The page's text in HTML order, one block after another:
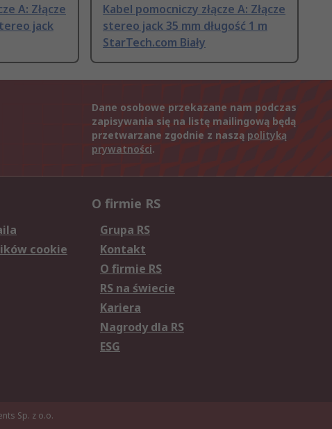
A: Złącze
jack
Kabel pomocniczy złącze A: Złącze
stereo jack 35 mm długość 1 m
StarTech.com Biały
Dane osobowe przekazane nam podczas
zapisywania się na listę mailingową będą
przetwarzane zgodnie z naszą polityką
prywatności.
cookie
O firmie RS
Grupa RS
Kontakt
O firmie RS
RS na świecie
Kariera
Nagrody dla RS
ESG
Sp. z o.o.